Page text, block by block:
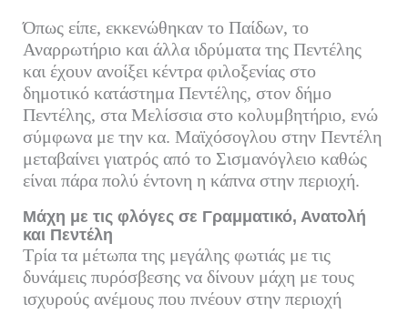
Όπως είπε, εκκενώθηκαν το Παίδων, το
Αναρρωτήριο και άλλα ιδρύματα της Πεντέλης
και έχουν ανοίξει κέντρα φιλοξενίας στο
δημοτικό κατάστημα Πεντέλης, στον δήμο
Πεντέλης, στα Μελίσσια στο κολυμβητήριο, ενώ
σύμφωνα με την κα. Μαϊχόσογλου στην Πεντέλη
μεταβαίνει γιατρός από το Σισμανόγλειο καθώς
είναι πάρα πολύ έντονη η κάπνα στην περιοχή.
Μάχη με τις φλόγες σε Γραμματικό, Ανατολή
και Πεντέλη
Τρία τα μέτωπα της μεγάλης φωτιάς με τις
δυνάμεις πυρόσβεσης να δίνουν μάχη με τους
ισχυρούς ανέμους που πνέουν στην περιοχή